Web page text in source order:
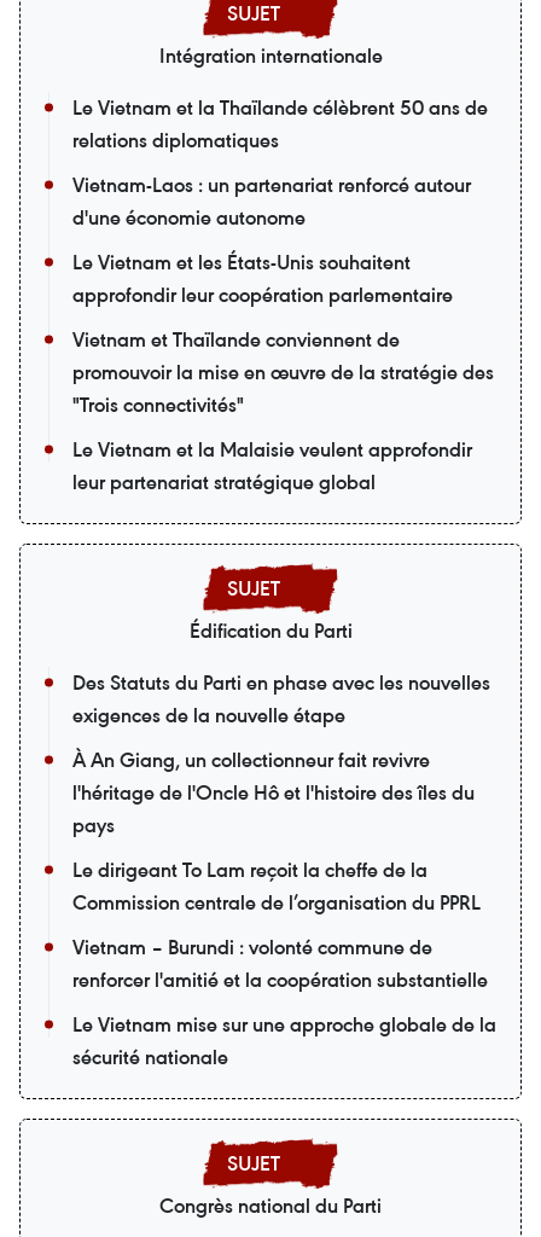
Intégration internationale
Le Vietnam et la Thaïlande célèbrent 50 ans de
relations diplomatiques
Vietnam-Laos : un partenariat renforcé autour
d'une économie autonome
Le Vietnam et les États-Unis souhaitent
approfondir leur coopération parlementaire
Vietnam et Thaïlande conviennent de
promouvoir la mise en œuvre de la stratégie des
"Trois connectivités"
Le Vietnam et la Malaisie veulent approfondir
leur partenariat stratégique global
Édification du Parti
Des Statuts du Parti en phase avec les nouvelles
exigences de la nouvelle étape
À An Giang, un collectionneur fait revivre
l'héritage de l'Oncle Hô et l'histoire des îles du
pays
Le dirigeant To Lam reçoit la cheffe de la
Commission centrale de l’organisation du PPRL
Vietnam – Burundi : volonté commune de
renforcer l'amitié et la coopération substantielle
Le Vietnam mise sur une approche globale de la
sécurité nationale
Congrès national du Parti